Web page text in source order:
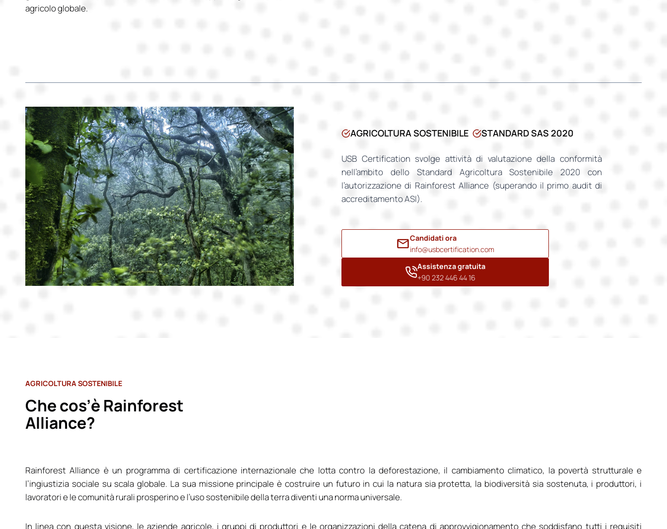
agricolo globale.
AGRICOLTURA SOSTENIBILE STANDARD SAS 2020
USB Certification svolge attività di valutazione della conformità
nell’ambito dello Standard Agricoltura Sostenibile 2020 con
l’autorizzazione di Rainforest Alliance (superando il primo audit di
accreditamento ASI).
Candidati ora
info@usbcertification.com
Assistenza gratuita
+90 232 446 44 16
AGRICOLTURA SOSTENIBILE
Che cos’è Rainforest
Alliance?
Rainforest Alliance è un programma di certificazione internazionale che lotta contro la deforestazione, il cambiamento climatico, la povertà strutturale e
l’ingiustizia sociale su scala globale. La sua missione principale è costruire un futuro in cui la natura sia protetta, la biodiversità sia sostenuta, i produttori, i
lavoratori e le comunità rurali prosperino e l’uso sostenibile della terra diventi una norma universale.
In linea con questa visione, le aziende agricole, i gruppi di produttori e le organizzazioni della catena di approvvigionamento che soddisfano tutti i requisiti